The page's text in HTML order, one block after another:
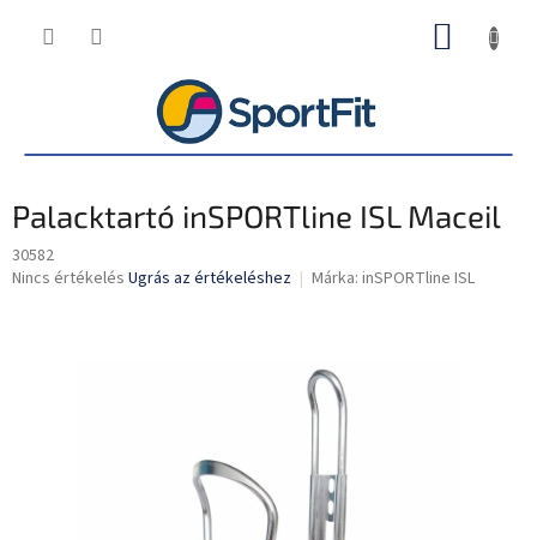
KOSÁR
Palacktartó inSPORTline ISL Maceil
30582
A
Nincs értékelés Ugrás az értékeléshez Márka: inSPORTline ISL